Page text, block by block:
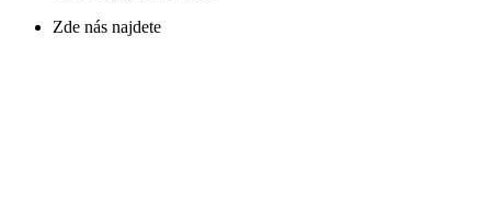
Zde nás najdete